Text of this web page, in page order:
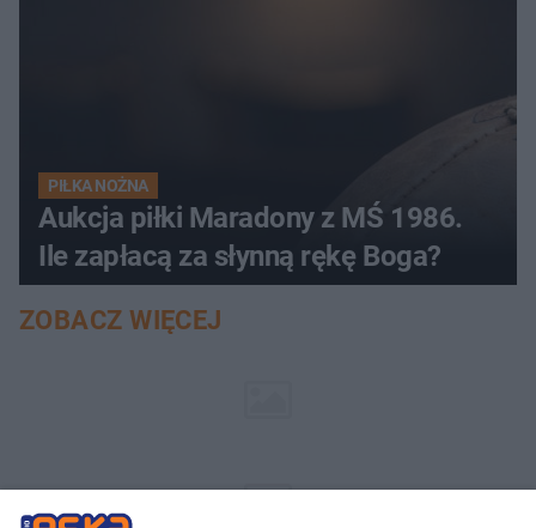
PIŁKA NOŻNA
Aukcja piłki Maradony z MŚ 1986.
Ile zapłacą za słynną rękę Boga?
ZOBACZ WIĘCEJ